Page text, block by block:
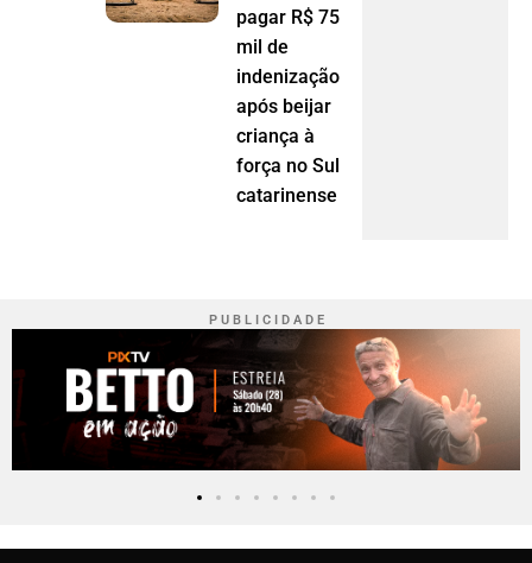
pagar R$ 75
mil de
indenização
após beijar
criança à
força no Sul
catarinense
P U B L I C I D A D E